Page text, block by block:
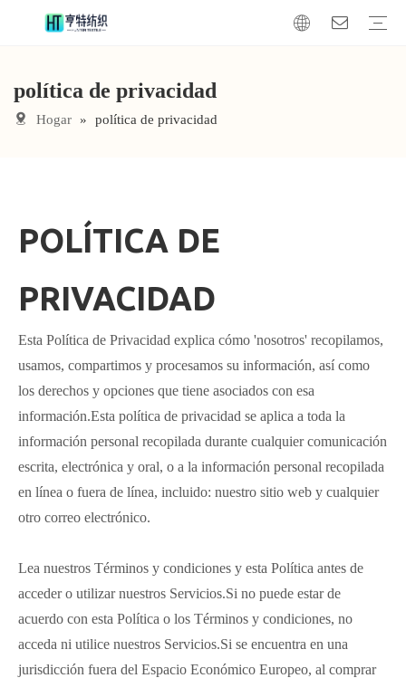
política de privacidad
Hogar » política de privacidad
POLÍTICA DE
PRIVACIDAD
Esta Política de Privacidad explica cómo 'nosotros' recopilamos,
usamos, compartimos y procesamos su información, así como
los derechos y opciones que tiene asociados con esa
información.Esta política de privacidad se aplica a toda la
información personal recopilada durante cualquier comunicación
escrita, electrónica y oral, o a la información personal recopilada
en línea o fuera de línea, incluido: nuestro sitio web y cualquier
otro correo electrónico.
Lea nuestros Términos y condiciones y esta Política antes de
acceder o utilizar nuestros Servicios.Si no puede estar de
acuerdo con esta Política o los Términos y condiciones, no
acceda ni utilice nuestros Servicios.Si se encuentra en una
jurisdicción fuera del Espacio Económico Europeo, al comprar